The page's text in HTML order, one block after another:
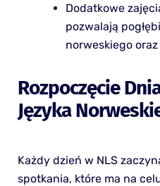
Dodatkowe
pozwalają
norweskiego
Rozpoczęcie
Języka
Każdy dzień w NLS
spotkania, które ma na